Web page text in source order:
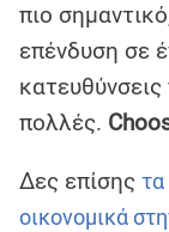
πιο
επένδυση σε
πολλές.
Δες επίσης τα
οικονομικά